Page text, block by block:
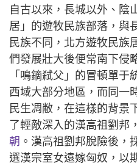
自古以來，長城以外、陰
居」的遊牧民族部落，與
民族不同，北方遊牧民族
們發展壯大後便常南下侵
「鳴鏑弒父」的冒頓單
西域大部分地區，而同一
民生凋敝，在這樣的背景
了輕敵深入的漢高祖劉邦
朝 。漢高祖劉邦脫險後，
選漢宗室女遠嫁匈奴，以